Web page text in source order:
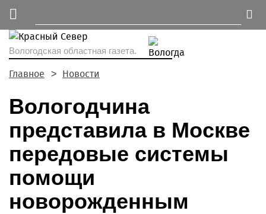
Вологодская областная газета.
Главное Новости
Вологодчина
представила в Москве
передовые системы
помощи
новорожденным